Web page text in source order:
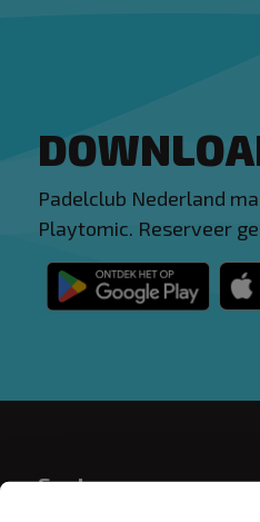
Padelclub Nederland
Playtomic. Reserveer
Snel naar